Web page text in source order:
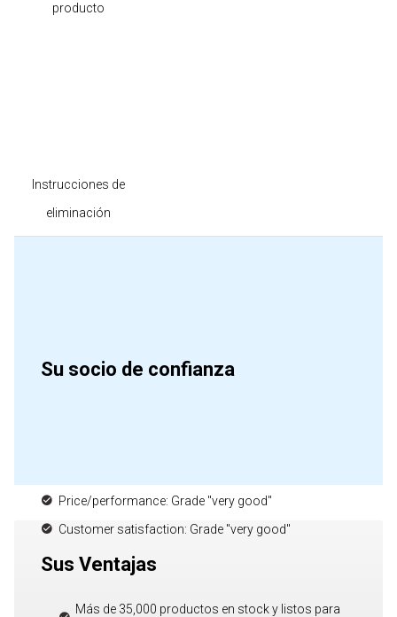
producto
Instrucciones de
eliminación
Su socio de confianza
Price/performance: Grade "very good"
Customer satisfaction: Grade "very good"
Sus Ventajas
Más de 35,000 productos en stock y listos para